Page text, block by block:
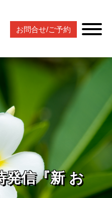
お問合せ/ご予約
発信『新 お